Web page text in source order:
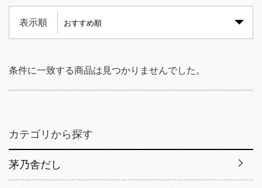
表示順
条件に一致する商品は見つかりませんでした。
カテゴリから探す
茅乃舎だし